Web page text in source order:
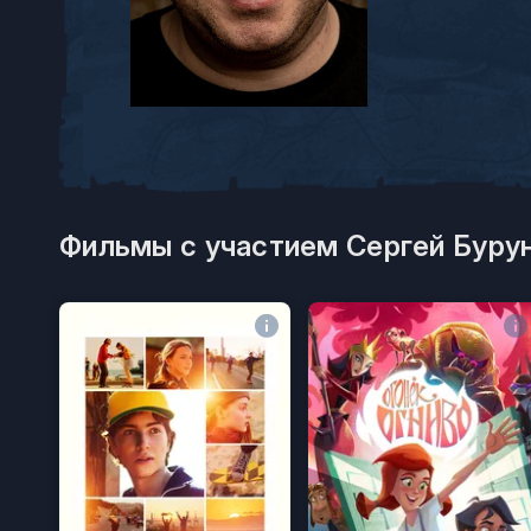
Фильмы с участием Сергей